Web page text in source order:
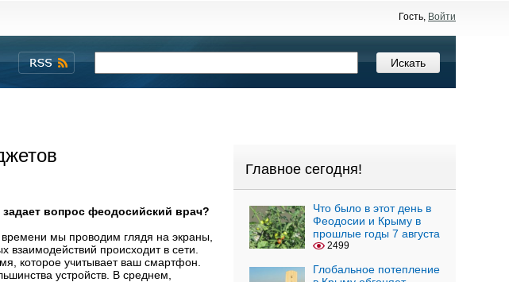
Гость, Войти
вопрос феодосийский врач?
мы проводим глядя на экраны,
взаимодействий происходит в сети.
которое учитывает ваш смартфон.
устройств. В среднем,
Главное сегодня!
Что было в этот день в
Феодосии и Крыму в
прошлые годы 7 августа
2499
Глобальное потепление